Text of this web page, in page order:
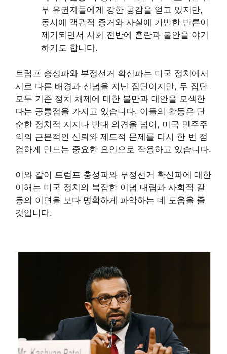
부 유권자들에게 강한 공감을 얻고 있지만,
동시에 객관적 증거와 사실에 기반한 반론이
제기되면서 사회 전반에 혼란과 불안을 야기
하기도 합니다.
트럼프 충성파와 부정선거 확신파는 미국 정치에서
서로 다른 배경과 신념을 지닌 집단이지만, 두 집단
모두 기존 정치 체제에 대한 불만과 대안을 모색한
다는 공통점을 가지고 있습니다. 이들의 활동은 단
순한 정치적 지지나 반대 의견을 넘어, 미국 민주주
의의 근본적인 신뢰와 제도적 문제를 다시 한 번 점
검하게 만드는 중요한 요인으로 작용하고 있습니다.
이와 같이 트럼프 충성파와 부정선거 확신파에 대한
이해는 미국 정치의 복잡한 이념 대립과 사회적 갈
등의 이면을 보다 명확하게 파악하는 데 도움을 줄
것입니다.